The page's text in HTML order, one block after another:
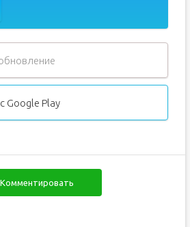
Google Play
Комментировать